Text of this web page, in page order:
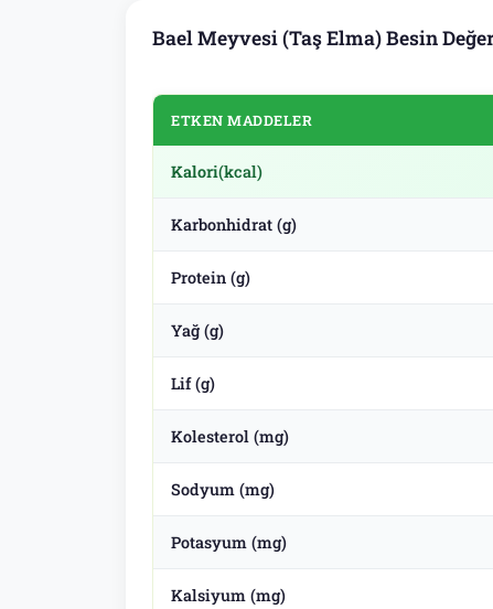
Bael Meyvesi (Taş Elma) Besin
ETKEN MADDELER
Kalori(kcal)
Karbonhidrat (g)
Protein (g)
Yağ (g)
Lif (g)
Kolesterol (mg)
Sodyum (mg)
Potasyum (mg)
Kalsiyum (mg)